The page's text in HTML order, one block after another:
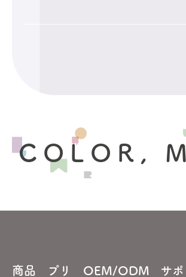
COLOR,
商品
プリ
OEM/ODM
サポ